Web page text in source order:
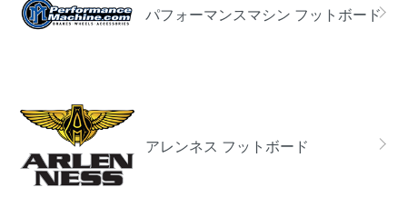
パフォーマンスマシン フットボード
アレンネス フットボード